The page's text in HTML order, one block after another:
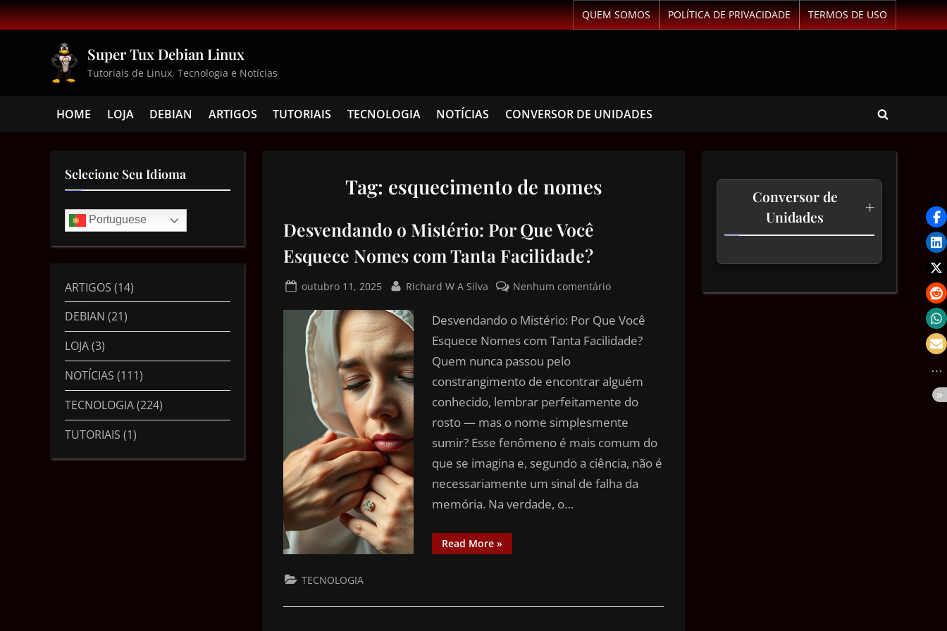
QUEM SOMOS POLÍTICA DE PRIVACIDADE TERMOS DE USO
Super Tux Debian Linux
Tutoriais de Linux, Tecnologia e Notícias
HOME LOJA DEBIAN ARTIGOS TUTORIAIS TECNOLOGIA NOTÍCIAS CONVERSOR DE UNIDADES
Tag: esquecimento de nomes
Desvendando o Mistério: Por Que Você
Esquece Nomes com Tanta Facilidade?
outubro 11, 2025 Richard W A Silva Nenhum comentário
Desvendando o Mistério: Por Que Você
Esquece Nomes com Tanta Facilidade?
Quem nunca passou pelo
constrangimento de encontrar alguém
conhecido, lembrar perfeitamente do
rosto — mas o nome simplesmente
sumir? Esse fenômeno é mais comum do
que se imagina e, segundo a ciência, não é
necessariamente um sinal de falha da
memória. Na verdade, o…
Read More»
TECNOLOGIA
Selecione Seu Idioma
Portuguese
ARTIGOS (14)
DEBIAN (21)
LOJA(3)
NOTÍCIAS (111)
TECNOLOGIA(224)
TUTORIAIS (1)
Conversor de
Unidades
+
Comprimento